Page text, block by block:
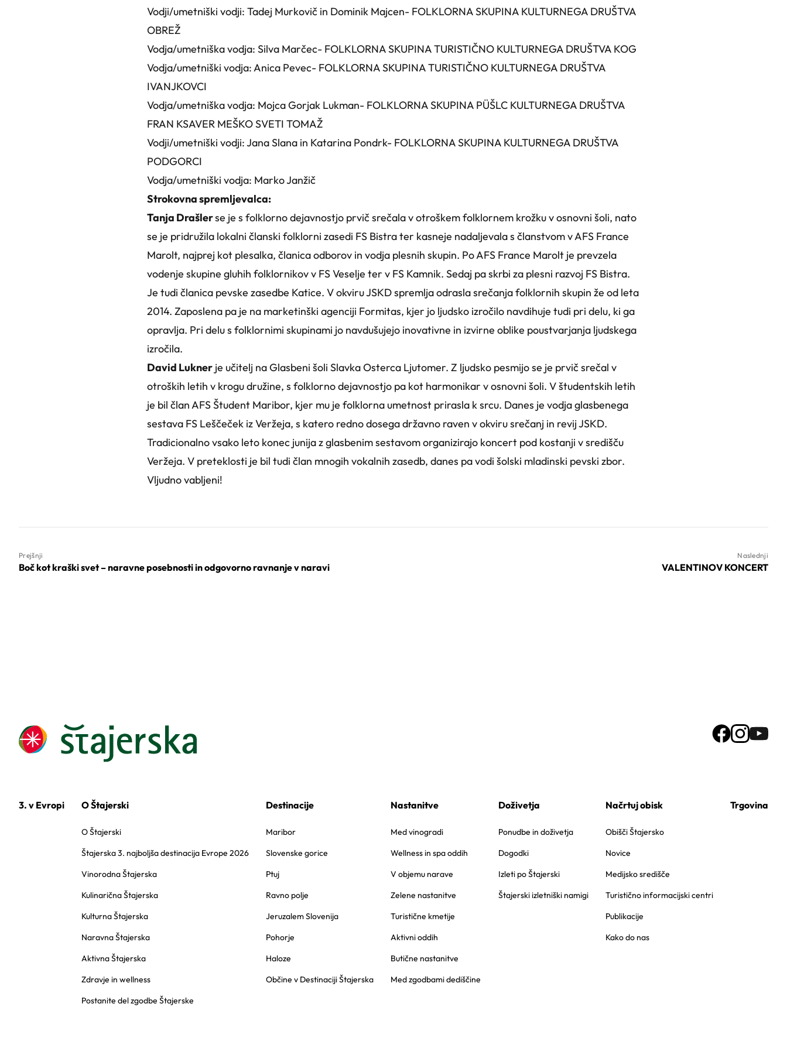
Vodji/umetniški vodji: Tadej Murkovič in Dominik Majcen- FOLKLORNA SKUPINA KULTURNEGA DRUŠTVA
OBREŽ
Vodja/umetniška vodja: Silva Marčec- FOLKLORNA SKUPINA TURISTIČNO KULTURNEGA DRUŠTVA KOG
Vodja/umetniški vodja: Anica Pevec- FOLKLORNA SKUPINA TURISTIČNO KULTURNEGA DRUŠTVA
IVANJKOVCI
Vodja/umetniška vodja: Mojca Gorjak Lukman- FOLKLORNA SKUPINA PÜŠLC KULTURNEGA DRUŠTVA
FRAN KSAVER MEŠKO SVETI TOMAŽ
Vodji/umetniški vodji: Jana Slana in Katarina Pondrk- FOLKLORNA SKUPINA KULTURNEGA DRUŠTVA
PODGORCI
Vodja/umetniški vodja: Marko Janžič
Strokovna spremljevalca:
Tanja Drašlerse je s folklorno dejavnostjo prvič srečala v otroškem folklornem krožku v osnovni šoli, nato
se je pridružila lokalni članski folklorni zasedi FS Bistra ter kasneje nadaljevala s članstvom v AFS France
Marolt, najprej kot plesalka, članica odborov in vodja plesnih skupin. Po AFS France Marolt je prevzela
vodenje skupine gluhih folklornikov v FS Veselje ter v FS Kamnik. Sedaj pa skrbi za plesni razvoj FS Bistra.
Je tudi članica pevske zasedbe Katice. V okviru JSKD spremlja odrasla srečanja folklornih skupin že od leta
2014. Zaposlena pa je na marketinški agenciji Formitas, kjer jo ljudsko izročilo navdihuje tudi pri delu, ki ga
opravlja. Pri delu s folklornimi skupinami jo navdušujejo inovativne in izvirne oblike poustvarjanja ljudskega
izročila.
David Luknerje učitelj na Glasbeni šoli Slavka Osterca Ljutomer. Z ljudsko pesmijo se je prvič srečal v
otroških letih v krogu družine, s folklorno dejavnostjo pa kot harmonikar v osnovni šoli. V študentskih letih
je bil član AFS Študent Maribor, kjer mu je folklorna umetnost prirasla k srcu. Danes je vodja glasbenega
sestava FS Leščeček iz Veržeja, s katero redno dosega državno raven v okviru srečanj in revij JSKD.
Tradicionalno vsako leto konec junija z glasbenim sestavom organizirajo koncert pod kostanji v središču
Veržeja. V preteklosti je bil tudi član mnogih vokalnih zasedb, danes pa vodi šolski mladinski pevski zbor.
Vljudno vabljeni!
Prejšnji
Boč kot kraški svet – naravne posebnosti in odgovorno ravnanje v naravi
Naslednji
VALENTINOV KONCERT
3. v Evropi O Štajerski
O Štajerski
Štajerska 3. najboljša destinacija Evrope 2026
Vinorodna Štajerska
Kulinarična Štajerska
Kulturna Štajerska
Naravna Štajerska
Aktivna Štajerska
Zdravje in wellness
Postanite del zgodbe Štajerske
Destinacije
Maribor
Slovenske gorice
Ptuj
Ravno polje
Jeruzalem Slovenija
Pohorje
Haloze
Občine v Destinaciji Štajerska
Nastanitve
Med vinogradi
Wellness in spa oddih
V objemu narave
Zelene nastanitve
Turistične kmetije
Aktivni oddih
Butične nastanitve
Med zgodbami dediščine
Doživetja
Ponudbe in doživetja
Dogodki
Izleti po Štajerski
Štajerski izletniški namigi
Načrtuj obisk
Obišči Štajersko
Novice
Medijsko središče
Turistično informacijski centri
Publikacije
Kako do nas
Trgovina